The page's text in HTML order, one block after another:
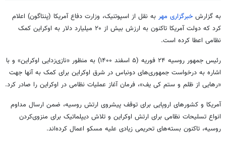
به گزارش خبرگزاری مهر به نقل از اسپوتنیک، وزارت دفاع آمریکا (پنتاگون) اعلام
کرد که دولت آمریکا تاکنون به ارزش بیش از ۲۰ میلیارد دلار به اوکراین کمک
نظامی اعطا کرده است.
رئیس جمهور روسیه ۲۴ فوریه (۵ اسفند ۱۴۰۰)
به منظور «نازی‌زدایی اوکراین» و با
اشاره به درخواست جمهوری‌های دونباس در شرق اوکراین برای کمک به آنها جهت
«رهایی از ظلم و ستم کی یف»، فرمان آغاز عملیات نظامی در اوکراین را صادر کرد.
آمریکا و کشورهای اروپایی برای توقف پیشروی ارتش روسیه، ضمن ارسال مداوم
انواع تسلیحات نظامی برای ارتش اوکراین و تلاش دیپلماتیک برای منزوی‌کردن
روسیه، تاکنون بسته‌های تحریمی زیادی علیه مسکو اعمال کرده‌اند.